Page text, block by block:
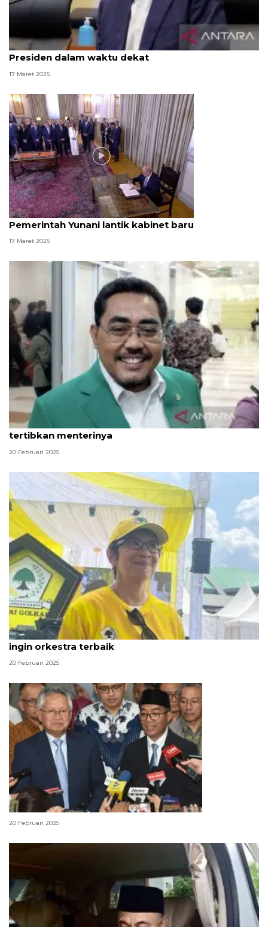
Gerindra sebut belum ada reshuffle dilakukan
Presiden dalam waktu dekat
17 Maret 2025
Video
Pemerintah Yunani lantik kabinet baru
17 Maret 2025
PKB: "Reshuffle" kabinet bukti Prabowo tak segan
tertibkan menterinya
20 Februari 2025
Golkar hargai reshuffle kabinet sebab Presiden
ingin orkestra terbaik
20 Februari 2025
Ada apa di balik reshuffle kabinet jilid 1?
20 Februari 2025